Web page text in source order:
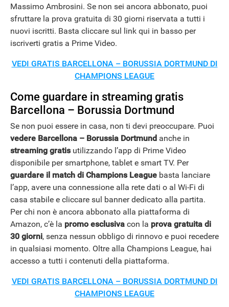
Massimo Ambrosini. Se non sei ancora abbonato, puoi
sfruttare la prova gratuita di 30 giorni riservata a tutti i
nuovi iscritti. Basta cliccare sul link qui in basso per
iscriverti gratis a Prime Video.
VEDI GRATIS BARCELLONA – BORUSSIA DORTMUND DI
CHAMPIONS LEAGUE
Come guardare in streaming gratis
Barcellona – Borussia Dortmund
Se non puoi essere in casa, non ti devi preoccupare. Puoi
vedere Barcellona – Borussia Dortmund anche in
streaming gratisutilizzando l’app di Prime Video
disponibile per smartphone, tablet e smart TV. Per
guardare il match di Champions League basta lanciare
l’app, avere una connessione alla rete dati o al Wi-Fi di
casa stabile e cliccare sul banner dedicato alla partita.
Per chi non è ancora abbonato alla piattaforma di
Amazon, c’è la promo esclusiva con la prova gratuita di
30 giorni, senza nessun obbligo di rinnovo e puoi recedere
in qualsiasi momento. Oltre alla Champions League, hai
accesso a tutti i contenuti della piattaforma.
VEDI GRATIS BARCELLONA – BORUSSIA DORTMUND DI
CHAMPIONS LEAGUE